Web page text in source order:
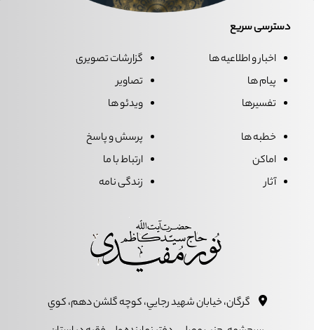
دسترسی سریع
اخبار و اطلاعیه ها
پیام ها
تفسیرها
گزارشات تصویری
تصاویر
ویدئو ها
خطبه ها
اماکن
آثار
پرسش و پاسخ
ارتباط با ما
زندگی نامه
گرگان، خيابان شهيد رجايي، کوچه گلشن دهم، کوي